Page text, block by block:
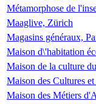
Métamorphose de
Maaglive, Zürich
Magasins généraux,
Maison d\'habitation
Maison de la culture
Maison des Cultures
Maison des Métiers